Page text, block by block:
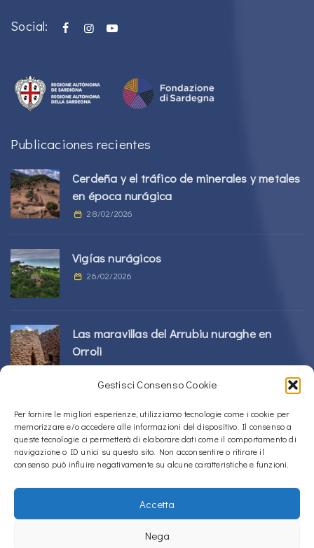
Gestisci Consenso Cookie
Per fornire le migliori esperienze, utilizziamo tecnologie come i cookie per
memorizzare e/o accedere alle informazioni del dispositivo. Il consenso a
queste tecnologie ci permetterà di elaborare dati come il comportamento di
navigazione o ID unici su questo sito. Non acconsentire o ritirare il
consenso può influire negativamente su alcune caratteristiche e funzioni.
Accetta
Nega
Social:
Publicaciones recientes
Cerdeña y el tráfico de minerales y metales
en época nurágica
28/02/2026
Vigías nurágicos
26/02/2026
Las maravillas del Arrubiu nuraghe en
Orroli
24/02/2026
Complejo Sos Nurattolos Nuragic en Alà
dei Sardi
23/02/2026
Copyright © 2020 – 2026La Sardegna verso l'Unesco
Política de privacidad